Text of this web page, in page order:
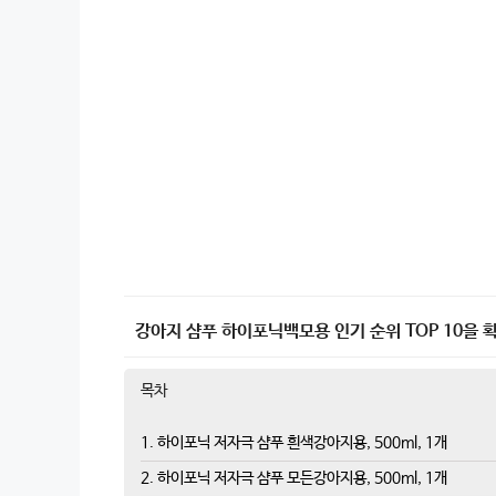
강아지 샴푸 하이포닉백모용 인기 순위 TOP 10을
목차
1. 하이포닉 저자극 샴푸 흰색강아지용, 500ml, 1개
2. 하이포닉 저자극 샴푸 모든강아지용, 500ml, 1개